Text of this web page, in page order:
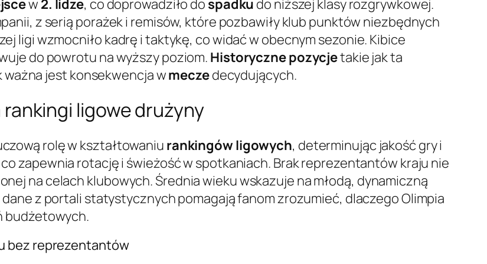
w 2. lidze, co doprowadziło do spadku do niższej klasy rozgrywkowej.
z serią porażek i remisów, które pozbawiły klub punktów niezbędnych
ligi wzmocniło kadrę i taktykę, co widać w obecnym sezonie. Kibice
do powrotu na wyższy poziom. Historyczne pozycjetakie jak ta
ważna jest konsekwencja wmeczedecydujących.
ligowe drużyny
rolę w kształtowaniu rankingów ligowych, determinując jakość gry i
co zapewnia rotację i świeżość w spotkaniach. Brak reprezentantów kraju nie
na celach klubowych. Średnia wieku wskazuje na młodą, dynamiczną
z portali statystycznych pomagają fanom zrozumieć, dlaczego Olimpia
budżetowych.
bez reprezentantów